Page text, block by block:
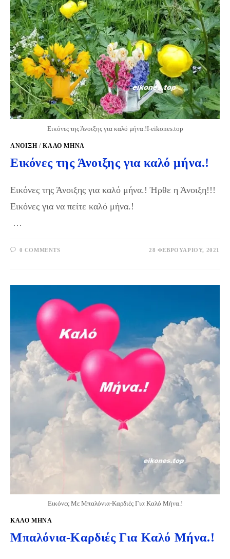
Εικόνες της Άνοιξης για καλό μήνα.!Ι-eikones.top
ΆΝΟΙΞΗ /ΚΑΛΟ ΜΗΝΑ
Εικόνες της Άνοιξης για καλό μήνα.!
Εικόνες της Άνοιξης για καλό μήνα.! Ήρθε η Άνοιξη!!!
Εικόνες για να πείτε καλό μήνα.!
…
0 COMMENTS 28 ΦΕΒΡΟΥΑΡΊΟΥ, 2021
Εικόνες Με Μπαλόνια-Καρδιές Για Καλό Μήνα.!
ΚΑΛΟ ΜΗΝΑ
Μπαλόνια-Καρδιές Για Καλό Μήνα.!